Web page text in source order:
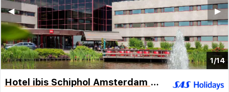
1/14
▶︎
◀︎
Hotel ibis Schiphol Amsterdam Airport